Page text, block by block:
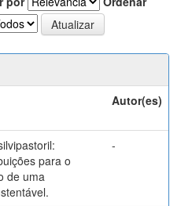
Autor(es)
para o
de uma
-